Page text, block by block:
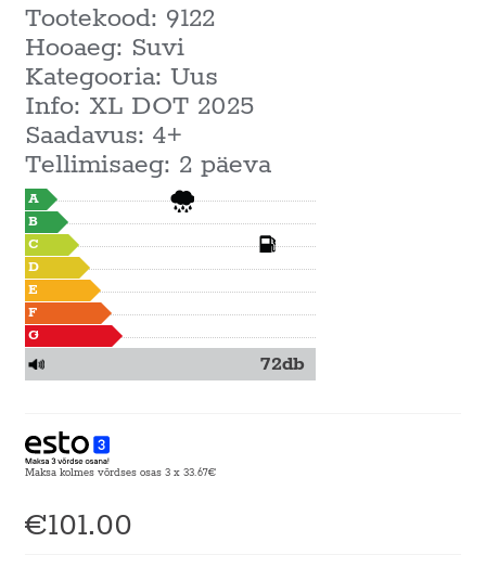
Tootekood: 9122
Hooaeg: Suvi
Kategooria: Uus
Info: XL DOT 2025
Saadavus: 4+
Tellimisaeg: 2 päeva
A
B
C
D
E
F
G
72db
Maksa kolmes võrdses osas 3 x 33.67€
€101.00